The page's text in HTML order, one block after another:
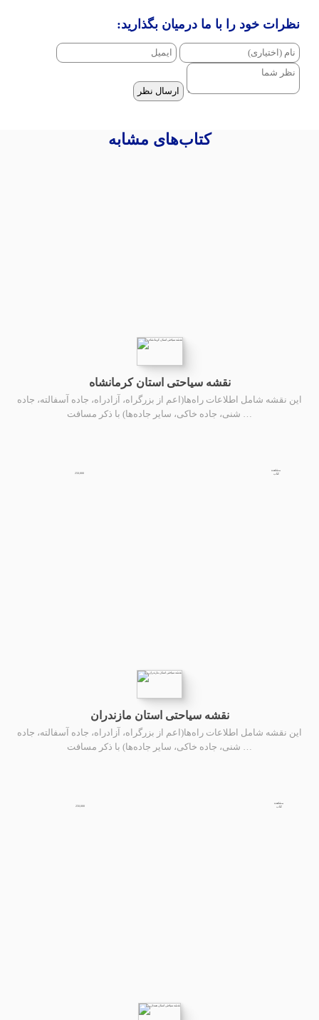
نظرات خود را با ما درمیان بگذارید:
ارسال نظر
کتاب‌های مشابه
نقشه سیاحتی استان کرمانشاه
این نقشه شامل اطلاعات راه‌ها(اعم از بزرگراه، آزادراه، جاده آسفالته، جاده
250,000
مشاهده
کتاب
نقشه سیاحتی استان مازندران
این نقشه شامل اطلاعات راه‌ها(اعم از بزرگراه، آزادراه، جاده آسفالته، جاده
250,000
مشاهده
کتاب